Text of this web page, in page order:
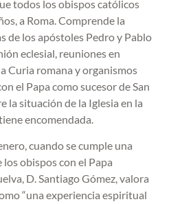
todos los obispos católicos
a Roma. Comprende la
de los apóstoles Pedro y Pablo
eclesial, reuniones en
Curia romana y organismos
el Papa como sucesor de San
la situación de la Iglesia en la
encomendada.
cuando se cumple una
los obispos con el Papa
D. Santiago Gómez, valora
“una experiencia espiritual